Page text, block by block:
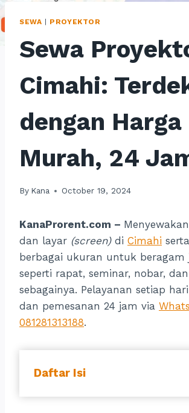
SEWA | PROYEKTOR
Sewa
Cimahi:
dengan Harga
Murah, 24
By Kana October 19, 2024
KanaProrent.com – Menyewakan
dan layar (screen)di Cimahi serta
berbagai ukuran untuk beragam
seperti rapat, seminar, nobar,
sebagainya. Pelayanan setiap
dan pemesanan 24 jam via
081281313188.
Daftar Isi